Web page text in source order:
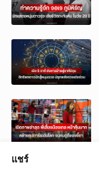
แชร์